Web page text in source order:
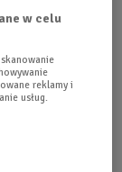
Nie
dla
w celu
reklamy i
usług.